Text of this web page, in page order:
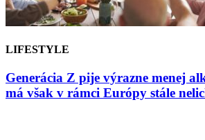
LIFESTYLE
Generácia Z pije výrazne menej
má však v rámci Európy stále